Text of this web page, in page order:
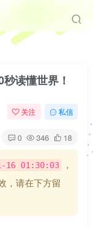
读懂世界！
关注 私信
0 346 18
16 01:30:03
，
，请在下方留